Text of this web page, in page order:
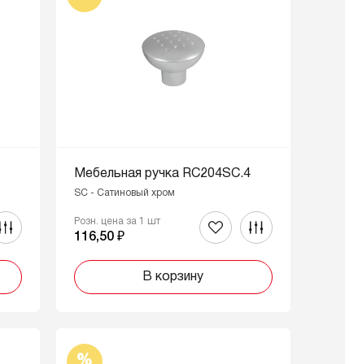
Мебельная ручка RC204SC.4
SC - Сатиновый хром
Розн. цена за 1 шт
116,50 ₽
В корзину